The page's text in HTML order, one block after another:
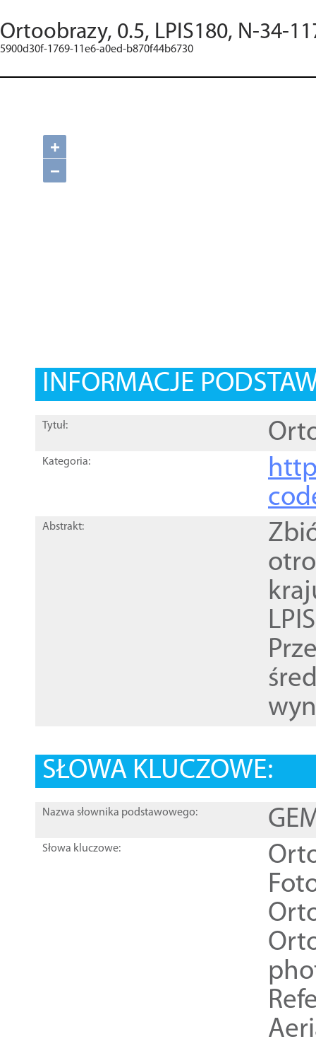
Ortoobrazy, 0.5, LPIS180, N-34-
5900d30f-1769-11e6-a0ed-b870f44b6730
+
−
INFORMACJE
Tytuł:
Kategoria:
Abstrakt:
SŁOWA KLUCZOWE:
Nazwa słownika podstawowego:
Słowa kluczowe: